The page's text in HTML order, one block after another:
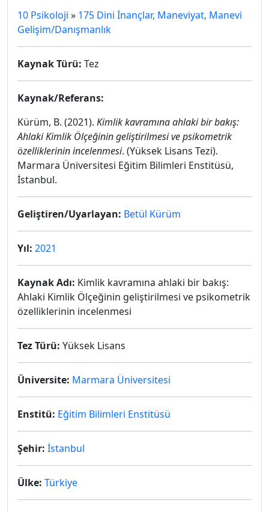
10 Psikoloji » 175 Dini İnançlar, Maneviyat, Manevi
Gelişim/Danışmanlık
Kaynak Türü: Tez
Kaynak/Referans:
Kürüm, B. (2021). Kimlik kavramına ahlaki bir bakış:
Ahlaki Kimlik Ölçeğinin geliştirilmesi ve psikometrik
özelliklerinin incelenmesi. (Yüksek Lisans Tezi).
Marmara Üniversitesi Eğitim Bilimleri Enstitüsü,
İstanbul.
Geliştiren/Uyarlayan: Betül Kürüm
Yıl: 2021
Kaynak Adı: Kimlik kavramına ahlaki bir bakış:
Ahlaki Kimlik Ölçeğinin geliştirilmesi ve psikometrik
özelliklerinin incelenmesi
Tez Türü: Yüksek Lisans
Üniversite: Marmara Üniversitesi
Enstitü: Eğitim Bilimleri Enstitüsü
Şehir: İstanbul
Ülke: Türkiye